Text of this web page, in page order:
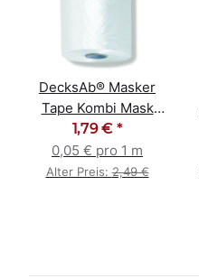
DecksAb® Masker
Tape Kombi Mask
Malerkrepp 55cm x
33m
1,79 € *
0,05 € pro 1 m
Alter Preis:2,49 €